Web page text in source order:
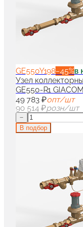
GE550Y198−45%в
Узел
GE550-R1
49 783 ₽опт/шт
90 514 ₽розн/шт
−
В подбор